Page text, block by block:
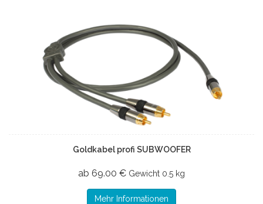
Goldkabel profi SUBWOOFER
ab 69.00 € Gewicht 0.5 kg
Mehr Informationen